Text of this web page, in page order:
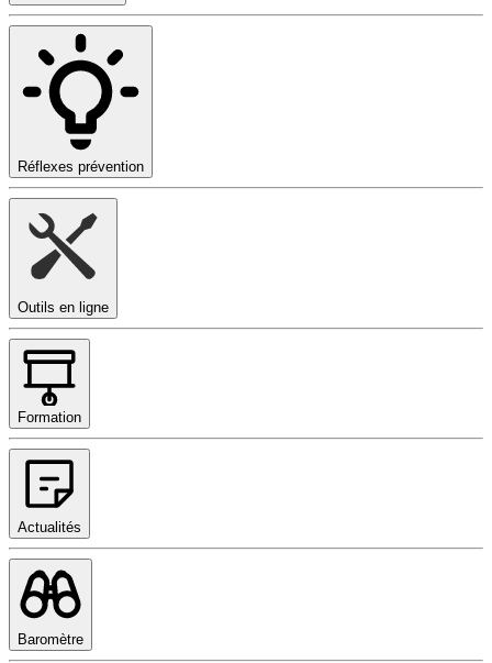
Réflexes prévention
Outils en ligne
Formation
Actualités
Baromètre